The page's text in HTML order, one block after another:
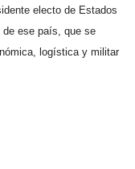
electo de Estados
ese país, que se
logística y militar